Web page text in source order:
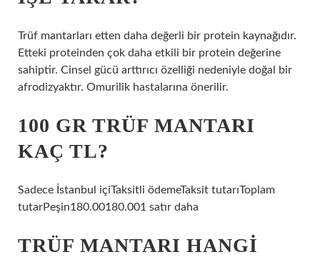
Trüf mantarları etten daha değerli bir protein kaynağıdır.
Etteki proteinden çok daha etkili bir protein değerine
sahiptir. Cinsel gücü arttırıcı özelliği nedeniyle doğal bir
afrodizyaktır. Omurilik hastalarına önerilir.
100 GR TRÜF MANTARI
KAÇ TL?
Sadece İstanbul içiTaksitli ödemeTaksit tutarıToplam
tutarPeşin180.00180.001 satır daha
TRÜF MANTARI HANGI